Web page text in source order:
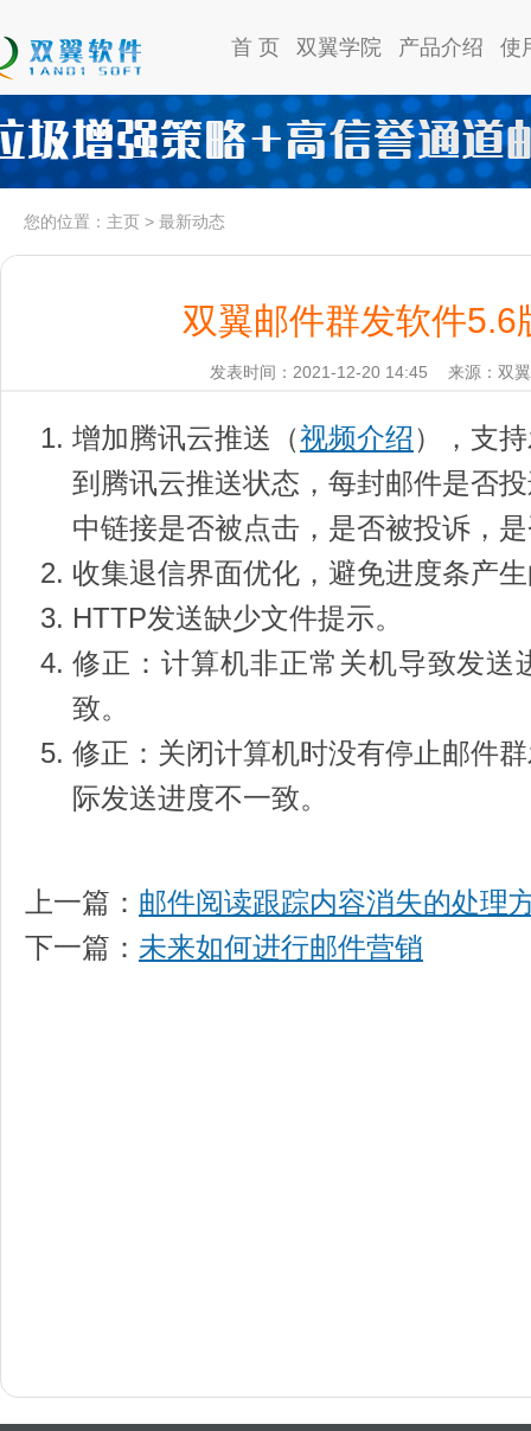
首 页 双翼学院 产品介绍 使
您的位置： 主页 > 最新动态
双翼邮件群发软件5.6
发表时间：2021-12-20 14:45 来源：双
增加腾讯云推送（视频介绍 ），支
到腾讯云推送状态，每封邮件是否
中链接是否被点击，是否被投诉，
收集退信界面优化，避免进度条产
HTTP发送缺少文件提示。
修正：计算机非正常关机导致发送
致。
修正：关闭计算机时没有停止邮件
际发送进度不一致。
上一篇： 邮件阅读跟踪内容消失的处理
下一篇： 未来如何进行邮件营销